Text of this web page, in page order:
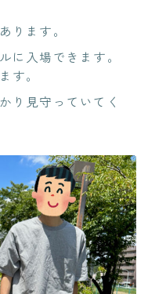
ります。
に入場できます。
す。
り見守っていてく